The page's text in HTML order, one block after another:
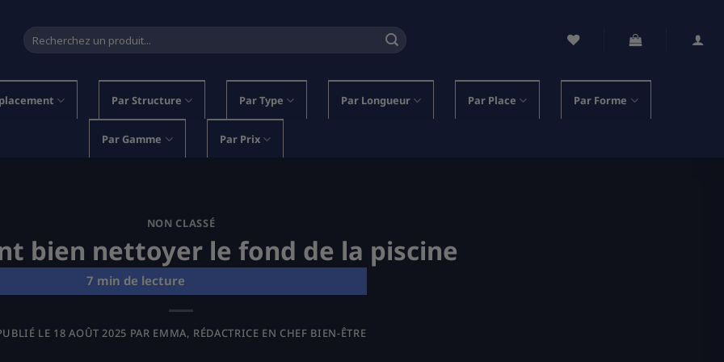
Recherche
pour :
Par Structure Par Type Par Longueur Par Place Par Forme
Par Gamme Par Prix
NON CLASSÉ
bien nettoyer le fond de la piscine
LE 18 AOÛT 2025 PAR EMMA, RÉDACTRICE EN CHEF BIEN-ÊTRE